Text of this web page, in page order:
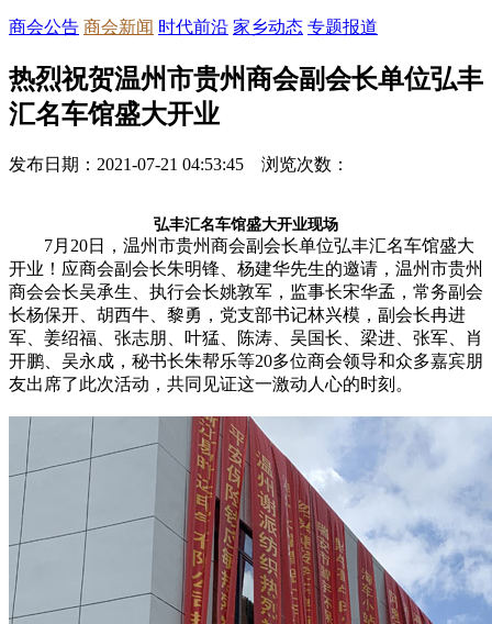
商会公告 商会新闻 时代前沿 家乡动态 专题报道
热烈祝贺温州市贵州商会副会长单位弘丰
汇名车馆盛大开业
发布日期：2021-07-21 04:53:45 浏览次数：
弘丰汇名车馆盛大开业现场
7月20日，温州市贵州商会副会长单位弘丰汇名车馆盛大
开业！应商会副会长朱明锋、杨建华先生的邀请，温州市贵州
商会会长吴承生、执行会长姚敦军，监事长宋华孟，常务副会
长杨保开、胡西牛、黎勇，党支部书记林兴模，副会长冉进
军、姜绍福、张志朋、叶猛、陈涛、吴国长、梁进、张军、肖
开鹏、吴永成，秘书长朱帮乐等20多位商会领导和众多嘉宾朋
友出席了此次活动，共同见证这一激动人心的时刻。